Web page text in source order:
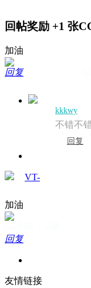
回帖奖励 +1 张
加油
回复
kkkwy
不错不
回复
VT-
加油
回复
友情链接